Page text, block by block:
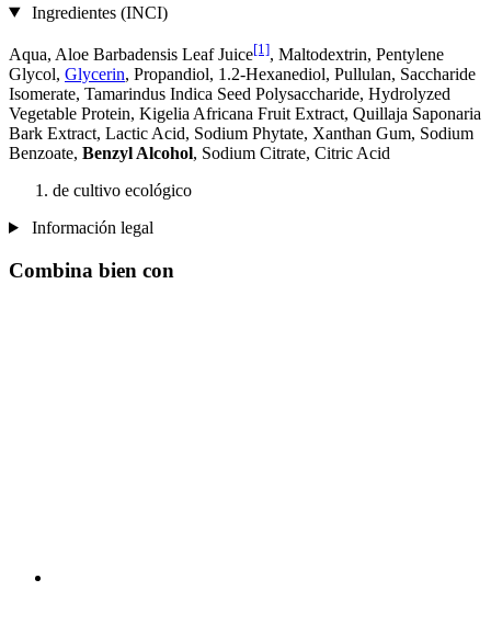
Ingredientes (INCI)
Aqua, Aloe Barbadensis Leaf Juice[1], Maltodextrin, Pentylene
Glycol, Glycerin, Propandiol, 1.2-Hexanediol, Pullulan, Saccharide
Isomerate, Tamarindus Indica Seed Polysaccharide, Hydrolyzed
Vegetable Protein, Kigelia Africana Fruit Extract, Quillaja Saponaria
Bark Extract, Lactic Acid, Sodium Phytate, Xanthan Gum, Sodium
Benzoate, Benzyl Alcohol, Sodium Citrate, Citric Acid
de cultivo ecológico
Información legal
Combina bien con